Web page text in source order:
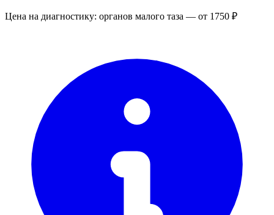
Цена на диагностику: органов малого таза — от 1750 ₽